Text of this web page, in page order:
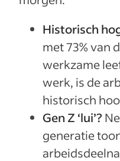
Historisch
met 73% van
werkzame
werk, is de
historisch
Gen Z ‘lui’?
generatie